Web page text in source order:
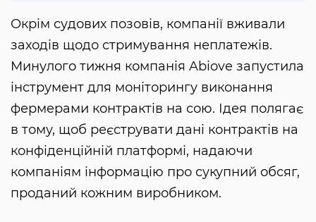
Окрім судових позовів, компанії вживали
заходів щодо стримування неплатежів.
Минулого тижня компанія Abiove запустила
інструмент для моніторингу виконання
фермерами контрактів на сою. Ідея полягає
в тому, щоб реєструвати дані контрактів на
конфіденційній платформі, надаючи
компаніям інформацію про сукупний обсяг,
проданий кожним виробником.